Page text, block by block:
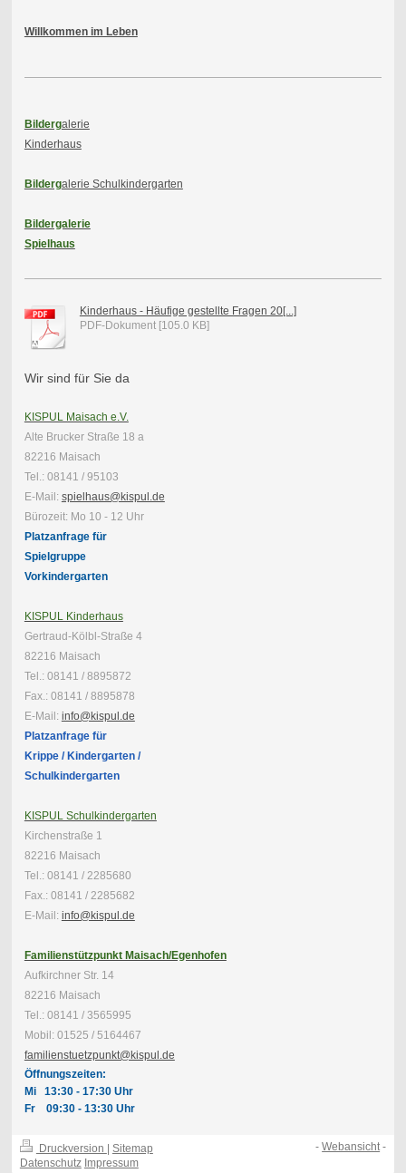
Willkommen im Leben
Bildergalerie
Kinderhaus
Bildergalerie Schulkindergarten
Bildergalerie
Spielhaus
Kinderhaus - Häufige gestellte Fragen 20[...]
PDF-Dokument [105.0 KB]
Wir sind für Sie da
KISPUL Maisach e.V.
Alte Brucker Straße 18 a
82216 Maisach
Tel.: 08141 / 95103
E-Mail: spielhaus@kispul.de
Bürozeit: Mo 10 - 12 Uhr
Platzanfrage für
Spielgruppe
Vorkindergarten
KISPUL Kinderhaus
Gertraud-Kölbl-Straße 4
82216 Maisach
Tel.: 08141 / 8895872
Fax.: 08141 / 8895878
E-Mail: info@kispul.de
Platzanfrage für
Krippe / Kindergarten /
Schulkindergarten
KISPUL Schulkindergarten
Kirchenstraße 1
82216 Maisach
Tel.: 08141 / 2285680
Fax.: 08141 / 2285682
E-Mail: info@kispul.de
Familienstützpunkt Maisach/Egenhofen
Aufkirchner Str. 14
82216 Maisach
Tel.: 08141 / 3565995
Mobil: 01525 / 5164467
familienstuetzpunkt@kispul.de
Öffnungszeiten:
Mi 13:30 - 17:30 Uhr
Fr 09:30 - 13:30 Uhr
Druckversion | Sitemap
Datenschutz Impressum
-Webansicht -